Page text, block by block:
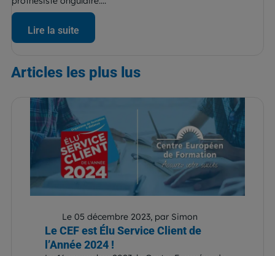
Lire la suite
Articles les plus lus
Le 05 décembre 2023, par Simon
Le CEF est Élu Service Client de
l’Année 2024 !